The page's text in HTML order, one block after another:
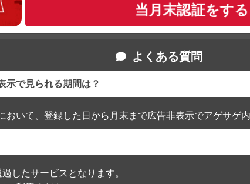
当月末認証をする
よくある質問
示で見られる期間は？
いて、登録した日から月末まで広告非表示でアゲサゲ
したサービスとなります。